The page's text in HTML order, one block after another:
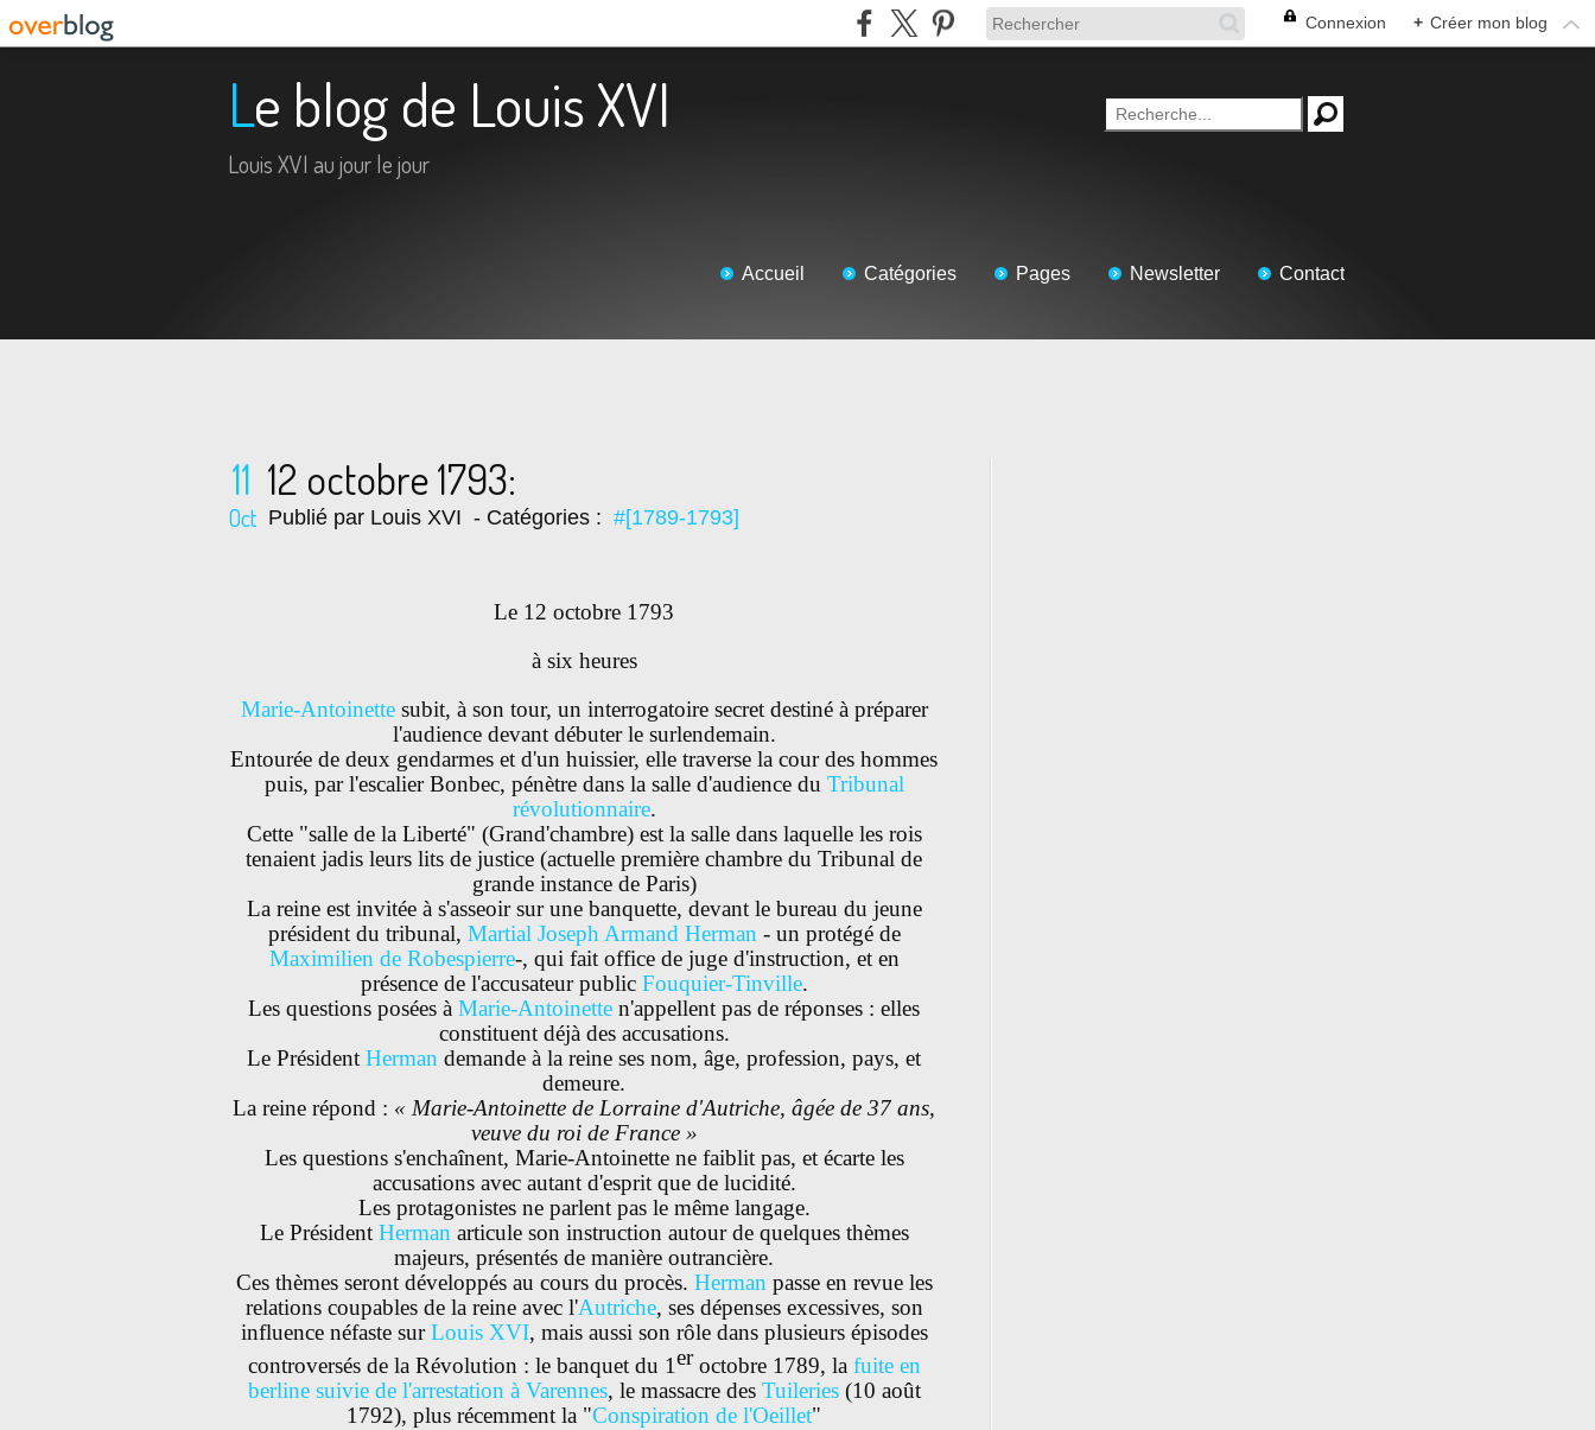
Connexion + Créer mon blog
Le blog de Louis XVI
Louis XVI au jour le jour
Accueil Catégories Pages Newsletter Contact
11
Oct
12 octobre 1793:
Publié par Louis XVI - Catégories : #[1789-1793]
Le 12 octobre 1793
à six heures
Marie-Antoinettesubit, à son tour, un interrogatoire secret destiné à préparer
l'audience devant débuter le surlendemain.
Entourée de deux gendarmes et d'un huissier, elle traverse la cour des hommes
puis, par l'escalier Bonbec, pénètre dans la salle d'audience du Tribunal
révolutionnaire.
Cette "salle de la Liberté" (Grand'chambre) est la salle dans laquelle les rois
tenaient jadis leurs lits de justice (actuelle première chambre du Tribunal de
grande instance de Paris)
La reine est invitée à s'asseoir sur une banquette, devant le bureau du jeune
président du tribunal, Martial Joseph Armand Herman - un protégé de
Maximilien de Robespierre-, qui fait office de juge d'instruction, et en
présence de l'accusateur public Fouquier-Tinville.
Les questions posées à Marie-Antoinette n'appellent pas de réponses : elles
constituent déjà des accusations.
Le Président Herman demande à la reine ses nom, âge, profession, pays, et
demeure.
La reine répond : « Marie-Antoinette de Lorraine d'Autriche, âgée de 37 ans,
veuve du roi de France »
Les questions s'enchaînent, Marie-Antoinette ne faiblit pas, et écarte les
accusations avec autant d'esprit que de lucidité.
Les protagonistes ne parlent pas le même langage.
Le Président Herman articule son instruction autour de quelques thèmes
majeurs, présentés de manière outrancière.
Ces thèmes seront développés au cours du procès. Herman passe en revue les
relations coupables de la reine avec l'Autriche, ses dépenses excessives, son
influence néfaste surLouis XVI, mais aussi son rôle dans plusieurs épisodes
controversés de la Révolution : le banquet du 1eroctobre 1789, la fuite en
berline suivie de l'arrestation à Varennes, le massacre des Tuileries(10 août
1792), plus récemment la "Conspiration de l'Oeillet"